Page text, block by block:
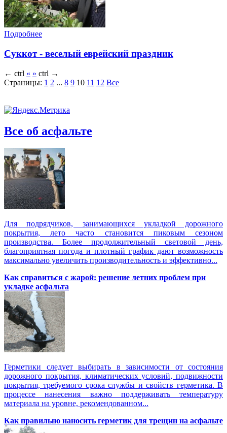
Подробнее
Суккот - веселый еврейский праздник
← ctrl « » ctrl →
Страницы: 1 2 ... 8 9 10 11 12 Все
Все об асфальте
Для подрядчиков, занимающихся укладкой дорожного
покрытия, лето часто становится пиковым сезоном
производства. Более продолжительный световой день,
благоприятная погода и плотный график дают возможность
максимально увеличить производительность и эффективно...
Как справиться с жарой: решение летних проблем при
укладке асфальта
Герметики следует выбирать в зависимости от состояния
дорожного покрытия, климатических условий, подвижности
покрытия, требуемого срока службы и свойств герметика. В
процессе нанесения важно поддерживать температуру
материала на уровне, рекомендованном...
Как правильно наносить герметик для трещин на асфальте